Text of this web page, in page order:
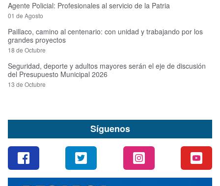
Agente Policial: Profesionales al servicio de la Patria
01 de Agosto
Paillaco, camino al centenario: con unidad y trabajando por los
grandes proyectos
18 de Octubre
Seguridad, deporte y adultos mayores serán el eje de discusión
del Presupuesto Municipal 2026
13 de Octubre
Síguenos